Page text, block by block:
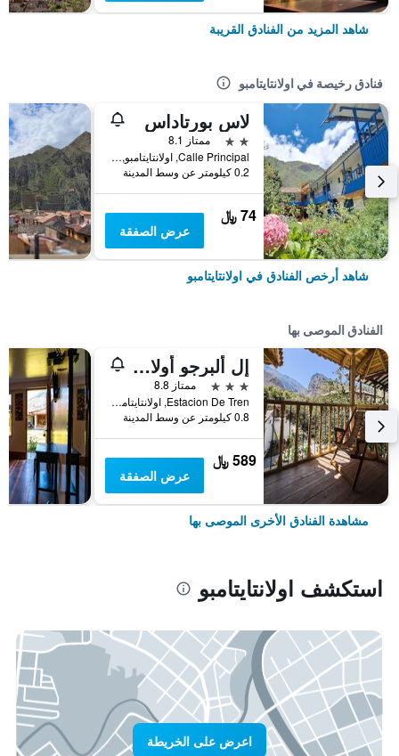
شاهد المزيد من الفنادق القريبة
فنادق رخيصة في اولانتايتامبو
لاس بورتاداس
2 نجمتين
ممتاز 8.1
Calle Principal, اولانتايتامبو, بيرو
0.2 كيلومتر عن وسط المدينة
74 ﷼
عرض الصفقة
شاهد أرخص الفنادق في اولانتايتامبو
الفنادق الموصى بها
إل ألبرجو أولانتايتامبو
3 نجوم
ممتاز 8.8
Estacion De Tren, اولانتايتامبو, بيرو
0.8 كيلومتر عن وسط المدينة
589 ﷼
عرض الصفقة
مشاهدة الفنادق الأخرى الموصى بها
استكشف اولانتايتامبو
اعرض على الخريطة